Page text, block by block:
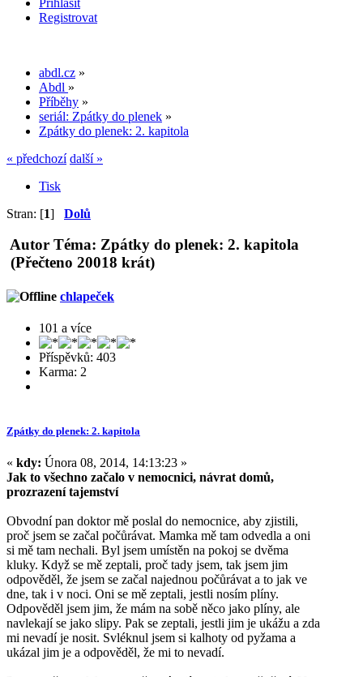
Registrovat
abdl.cz »
Abdl »
Příběhy »
seriál: Zpátky do plenek »
Zpátky do plenek: 2. kapitola
« předchozí další »
Tisk
Stran: [1] Dolů
Autor Téma: Zpátky do plenek: 2. kapitola
(Přečteno 20018 krát)
chlapeček
101 a více
Příspěvků: 403
Karma: 2
Zpátky do plenek: 2. kapitola
« kdy: Února 08, 2014, 14:13:23 »
Jak to všechno začalo v nemocnici, návrat domů,
prozrazení tajemství
Obvodní pan doktor mě poslal do nemocnice, aby zjistili,
proč jsem se začal počůrávat. Mamka mě tam odvedla a oni
si mě tam nechali. Byl jsem umístěn na pokoj se dvěma
kluky. Když se mě zeptali, proč tady jsem, tak jsem jim
odpověděl, že jsem se začal najednou počůrávat a to jak ve
dne, tak i v noci. Oni se mě zeptali, jestli nosím plíny.
Odpověděl jsem jim, že mám na sobě něco jako plíny, ale
navlekají se jako slipy. Pak se zeptali, jestli jim je ukážu a zda
mi nevadí je nosit. Svléknul jsem si kalhoty od pyžama a
ukázal jim je a odpověděl, že mi to nevadí.